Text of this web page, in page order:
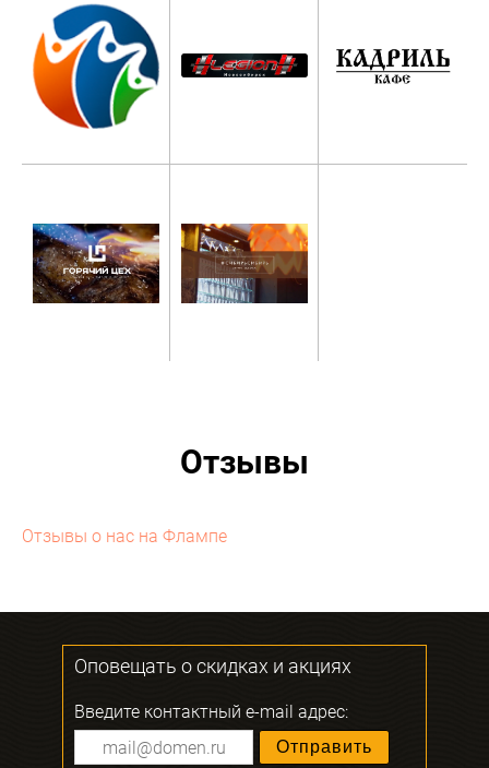
Отзывы
Отзывы о нас на Флампе
Оповещать о скидках и акциях
Введите контактный e-mail адрес: